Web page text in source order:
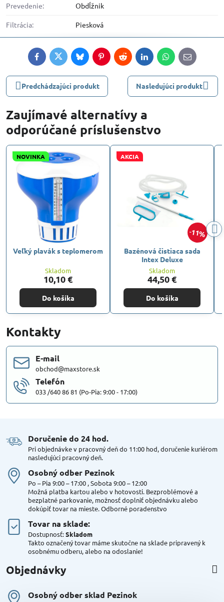
Prevedenie: Obdĺžnik
Filtrácia: Piesková
FacebookTwitterBlueskyPinterestRedditLinkedInWhatsApp
E-
mail
Predchádzajúci produkt Nasledujúci produkt
Zaujímavé alternatívy a
odporúčané príslušenstvo
NOVINKA
Veľký plavák s teplomerom
Skladom
10,10 €
Do košíka
11%
AKCIA
Bazénová čistiaca sada
Intex Deluxe
Skladom
44,50 €
Do košíka
Kontakty
E-mail
obchod@maxstore.sk
Telefón
033 /640 86 81 (Po-Pia: 9:00 - 17:00)
Doručenie do 24 hod​.
Pri objednávke v pracovný deň do 11:00 hod, doručenie kuriérom
nasledujúci pracovný deň.
Osobný odber Pezinok
Po – Pia 9:00 – 17:00 , Sobota 9:00 – 12:00
Možná platba kartou alebo v hotovosti. Bezproblémové a
bezplatné parkovanie, možnosť doplniť objednávku alebo
dokúpiť tovar na mieste. Odborné poradenstvo
Tovar na sklade:
Dostupnosť:Skladom
Takto označený tovar máme skutočne na sklade pripravený k
osobnému odberu, alebo na odoslanie!
Objednávky
Osobný odber sklad Pezinok